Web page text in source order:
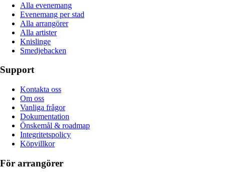
Alla evenemang
Evenemang per stad
Alla arrangörer
Alla artister
Knislinge
Smedjebacken
Support
Kontakta oss
Om oss
Vanliga frågor
Dokumentation
Önskemål & roadmap
Integritetspolicy
Köpvillkor
För arrangörer